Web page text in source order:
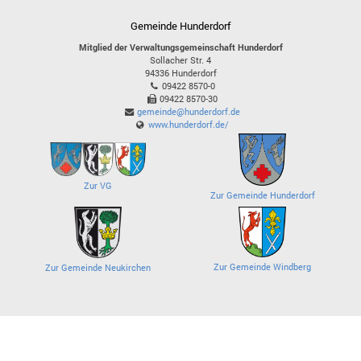
Gemeinde Hunderdorf
Mitglied der Verwaltungsgemeinschaft Hunderdorf
Sollacher Str. 4
94336 Hunderdorf
09422 8570-0
09422 8570-30
gemeinde@hunderdorf.de
www.hunderdorf.de/
Zur VG
Zur Gemeinde Hunderdorf
Zur Gemeinde Neukirchen Zur Gemeinde Windberg